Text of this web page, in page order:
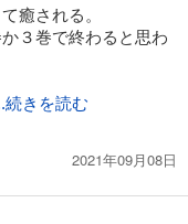
癒される。
３巻で終わると思わ
続きを読む
2021年09月08日